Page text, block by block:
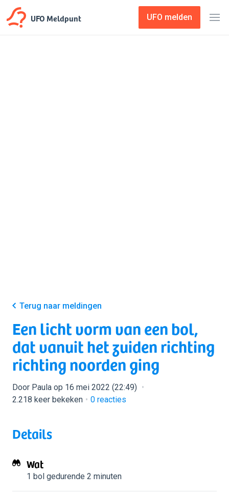
UFO Meldpunt UFO melden
Terug naar meldingen
Een licht vorm van een bol,
dat vanuit het zuiden richting
richting noorden ging
Door Paula op 16 mei 2022 (22:49)
2.218 keer bekeken
0 reacties
Details
Wat
1 bol gedurende 2 minuten